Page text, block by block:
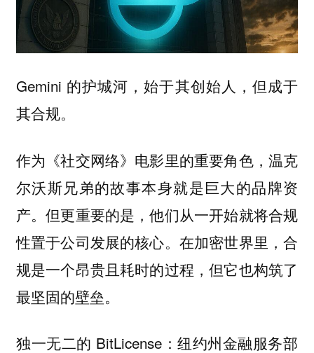
Gemini 的护城河，始于其创始人，但成于
其合规。
作为《社交网络》电影里的重要角色，温克
尔沃斯兄弟的故事本身就是巨大的品牌资
产。但更重要的是，他们从一开始就将合规
性置于公司发展的核心。在加密世界里，合
规是一个昂贵且耗时的过程，但它也构筑了
最坚固的壁垒。
独一无二的 BitLicense：纽约州金融服务部